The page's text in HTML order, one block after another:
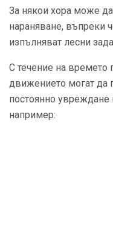
За някои хора може да
нараняване, въпреки
изпълняват лесни
С течение на времето
движението могат да
постоянно увреждане
например: